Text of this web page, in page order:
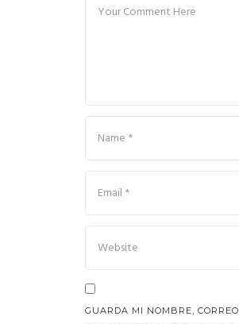
GUARDA MI NOMBRE, CORREO